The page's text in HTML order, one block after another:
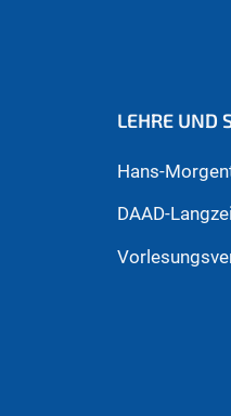
LEHRE UND
Hans-
DAAD-